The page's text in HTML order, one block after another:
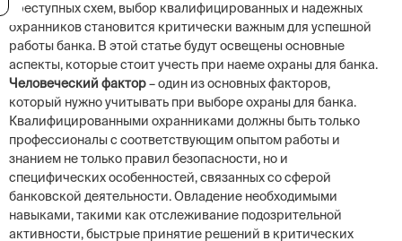
преступных схем, выбор квалифицированных и надежных
охранников становится критически важным для успешной
работы банка. В этой статье будут освещены основные
аспекты, которые стоит учесть при наеме охраны для банка.
Человеческий фактор– один из основных факторов,
который нужно учитывать при выборе охраны для банка.
Квалифицированными охранниками должны быть только
профессионалы с соответствующим опытом работы и
знанием не только правил безопасности, но и
специфических особенностей, связанных со сферой
банковской деятельности. Овладение необходимыми
навыками, такими как отслеживание подозрительной
активности, быстрые принятие решений в критических